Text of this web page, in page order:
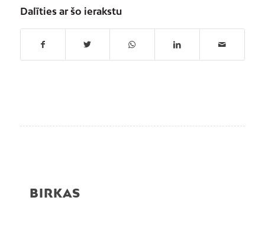
Dalīties ar šo ierakstu
BIRKAS